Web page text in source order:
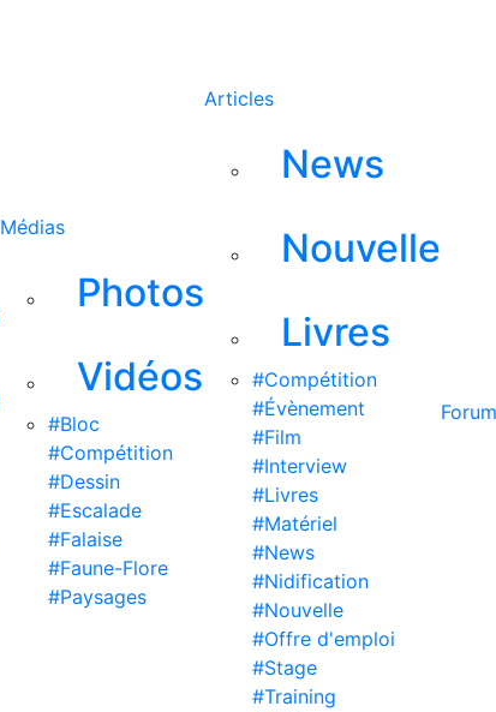
Médias
Photos
Vidéos
#Bloc
#Compétition
#Dessin
#Escalade
#Falaise
#Faune-Flore
#Paysages
Articles
News
Nouvelle
Livres
#Compétition
#Évènement
#Film
#Interview
#Livres
#Matériel
#News
#Nidification
#Nouvelle
#Offre d'emploi
#Stage
#Training
Forum